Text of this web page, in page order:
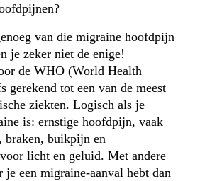
van die migraine hoofdpijn
je zeker niet de enige!
de WHO (World Health
gerekend tot een van de meest
ziekten. Logisch als je
is: ernstige hoofdpijn, vaak
braken, buikpijn en
licht en geluid. Met andere
je een migraine-aanval hebt dan